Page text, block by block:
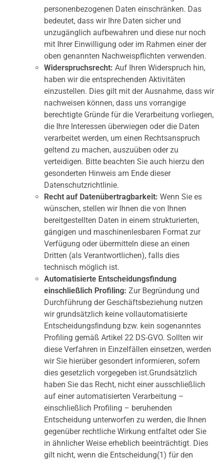
personenbezogenen Daten einschränken. Das
bedeutet, dass wir Ihre Daten sicher und
unzugänglich aufbewahren und diese nur noch
mit Ihrer Einwilligung oder im Rahmen einer der
oben genannten Nachweispflichten verwenden.
Widerspruchsrecht: Auf Ihren Widerspruch hin,
haben wir die entsprechenden Aktivitäten
einzustellen. Dies gilt mit der Ausnahme, dass wir
nachweisen können, dass uns vorrangige
berechtigte Gründe für die Verarbeitung vorliegen,
die Ihre Interessen überwiegen oder die Daten
verarbeitet werden, um einen Rechtsanspruch
geltend zu machen, auszuüben oder zu
verteidigen. Bitte beachten Sie auch hierzu den
gesonderten Hinweis am Ende dieser
Datenschutzrichtlinie.
Recht auf Datenübertragbarkeit: Wenn Sie es
wünschen, stellen wir Ihnen die von Ihnen
bereitgestellten Daten in einem strukturierten,
gängigen und maschinenlesbaren Format zur
Verfügung oder übermitteln diese an einen
Dritten (als Verantwortlichen), falls dies
technisch möglich ist.
Automatisierte Entscheidungsfindung
einschließlich Profiling: Zur Begründung und
Durchführung der Geschäftsbeziehung nutzen
wir grundsätzlich keine vollautomatisierte
Entscheidungsﬁndung bzw. kein sogenanntes
Profiling gemäß Artikel 22 DS-GVO. Sollten wir
diese Verfahren in Einzelfällen einsetzen, werden
wir Sie hierüber gesondert informieren, sofern
dies gesetzlich vorgegeben ist.Grundsätzlich
haben Sie das Recht, nicht einer ausschließlich
auf einer automatisierten Verarbeitung –
einschließlich Profiling – beruhenden
Entscheidung unterworfen zu werden, die Ihnen
gegenüber rechtliche Wirkung entfaltet oder Sie
in ähnlicher Weise erheblich beeinträchtigt. Dies
gilt nicht, wenn die Entscheidung(1) für den